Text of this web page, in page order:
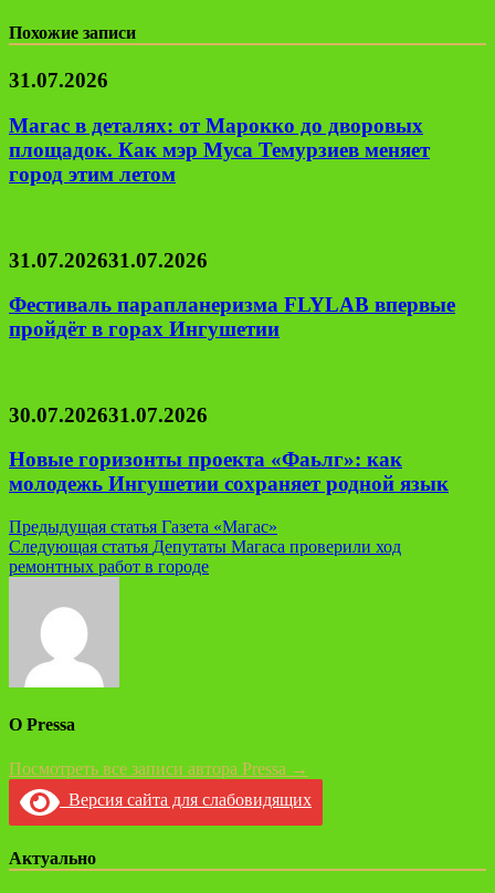
Похожие записи
31.07.2026
Магас в деталях: от Марокко до дворовых
площадок. Как мэр Муса Темурзиев меняет
город этим летом
31.07.202631.07.2026
Фестиваль парапланеризма FLYLAB впервые
пройдёт в горах Ингушетии
30.07.202631.07.2026
Новые горизонты проекта «Фаьлг»: как
молодежь Ингушетии сохраняет родной язык
Навигация
по
Предыдущая статья Газета «Магас»
Следующая статья Депутаты Магаса проверили ход
ремонтных работ в городе
О Pressa
Посмотреть все записи автора Pressa →
Версия сайта для слабовидящих
Актуально